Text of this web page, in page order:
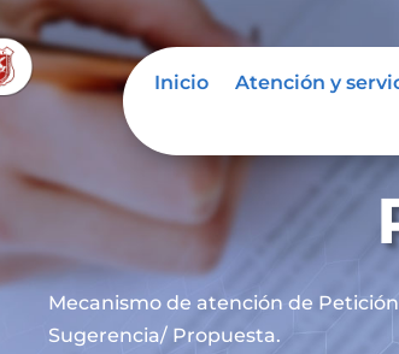
Inicio Atención y
Mecanismo de atención de
Sugerencia/ Propuesta.